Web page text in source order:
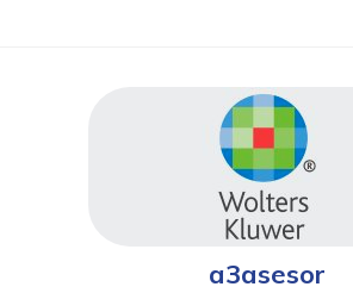
a3asesor